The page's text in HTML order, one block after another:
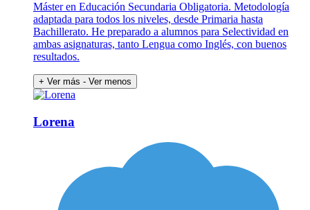
Máster en Educación Secundaria Obligatoria. Metodología
adaptada para todos los niveles, desde Primaria hasta
Bachillerato. He preparado a alumnos para Selectividad en
ambas asignaturas, tanto Lengua como Inglés, con buenos
resultados.
+ Ver más - Ver menos
Lorena